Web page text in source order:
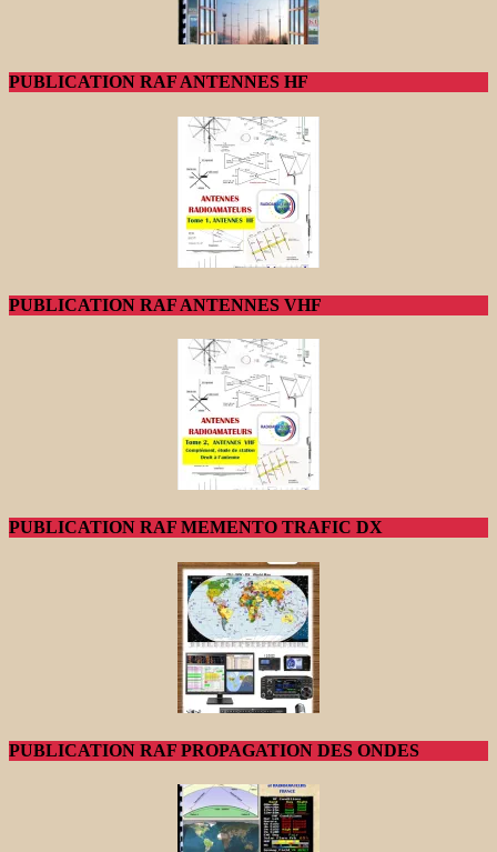
PUBLICATION RAF ANTENNES HF
PUBLICATION RAF ANTENNES VHF
PUBLICATION RAF MEMENTO TRAFIC DX
PUBLICATION RAF PROPAGATION DES ONDES